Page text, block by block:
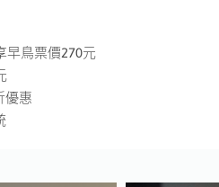
早鳥票價270元
惠